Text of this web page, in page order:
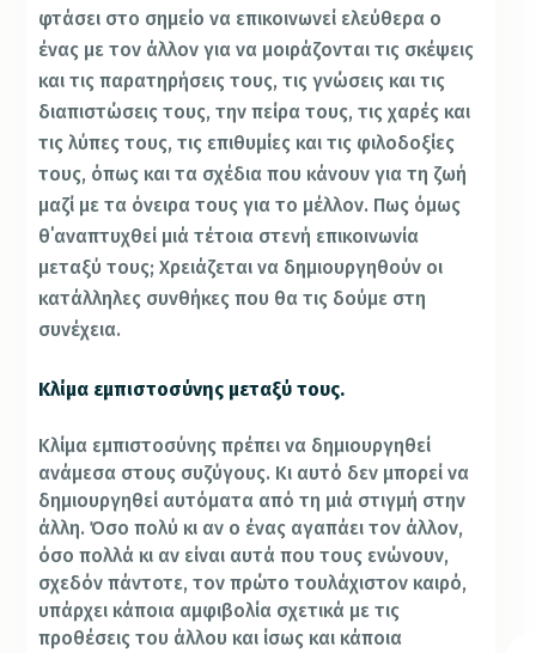
φτάσει στο σημείο να επικοινωνεί ελεύθερα ο
ένας με τον άλλον για να μοιράζονται τις σκέψεις
και τις παρατηρήσεις τους, τις γνώσεις και τις
διαπιστώσεις τους, την πείρα τους, τις χαρές και
τις λύπες τους, τις επιθυμίες και τις φιλοδοξίες
τους, όπως και τα σχέδια που κάνουν για τη ζωή
μαζί με τα όνειρα τους για το μέλλον. Πως όμως
θ΄αναπτυχθεί μιά τέτοια στενή επικοινωνία
μεταξύ τους; Χρειάζεται να δημιουργηθούν οι
κατάλληλες συνθήκες που θα τις δούμε στη
συνέχεια.
Κλίμα εμπιστοσύνης μεταξύ τους.
Κλίμα εμπιστοσύνης πρέπει να δημιουργηθεί
ανάμεσα στους συζύγους. Κι αυτό δεν μπορεί να
δημιουργηθεί αυτόματα από τη μιά στιγμή στην
άλλη. Όσο πολύ κι αν ο ένας αγαπάει τον άλλον,
όσο πολλά κι αν είναι αυτά που τους ενώνουν,
σχεδόν πάντοτε, τον πρώτο τουλάχιστον καιρό,
υπάρχει κάποια αμφιβολία σχετικά με τις
προθέσεις του άλλου και ίσως και κάποια